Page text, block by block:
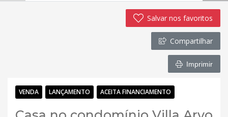
Salvar nos favoritos
Compartilhar
Imprimir
VENDA LANÇAMENTO ACEITA FINANCIAMENTO